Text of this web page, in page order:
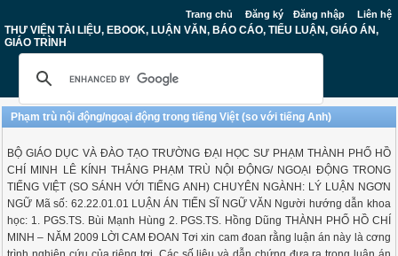
Trang chủ Đăng ký Đăng nhập Liên hệ
THƯ VIỆN TÀI LIỆU, EBOOK, LUẬN VĂN, BÁO CÁO, TIỂU LUẬN, GIÁO ÁN,
GIÁO TRÌNH
Phạm trù nội động/ngoại động trong tiếng Việt (so với tiếng Anh)
BỘ GIÁO DỤC VÀ ĐÀO TẠO TRƯỜNG ĐẠI HỌC SƯ PHẠM THÀNH PHỐ HỒ
CHÍ MINH LÊ KÍNH THẮNG PHẠM TRÙ NỘI ĐỘNG/ NGOẠI ĐỘNG TRONG
TIẾNG VIỆT (SO SÁNH VỚI TIẾNG ANH) CHUYÊN NGÀNH: LÝ LUẬN NGƠN
NGỮ Mã số: 62.22.01.01 LUẬN ÁN TIẾN SĨ NGỮ VĂN Người hướng dẫn khoa
học: 1. PGS.TS. Bùi Mạnh Hùng 2. PGS.TS. Hồng Dũng THÀNH PHỐ HỒ CHÍ
MINH – NĂM 2009 LỜI CAM ĐOAN Tơi xin cam đoan rằng luận án này là cơng